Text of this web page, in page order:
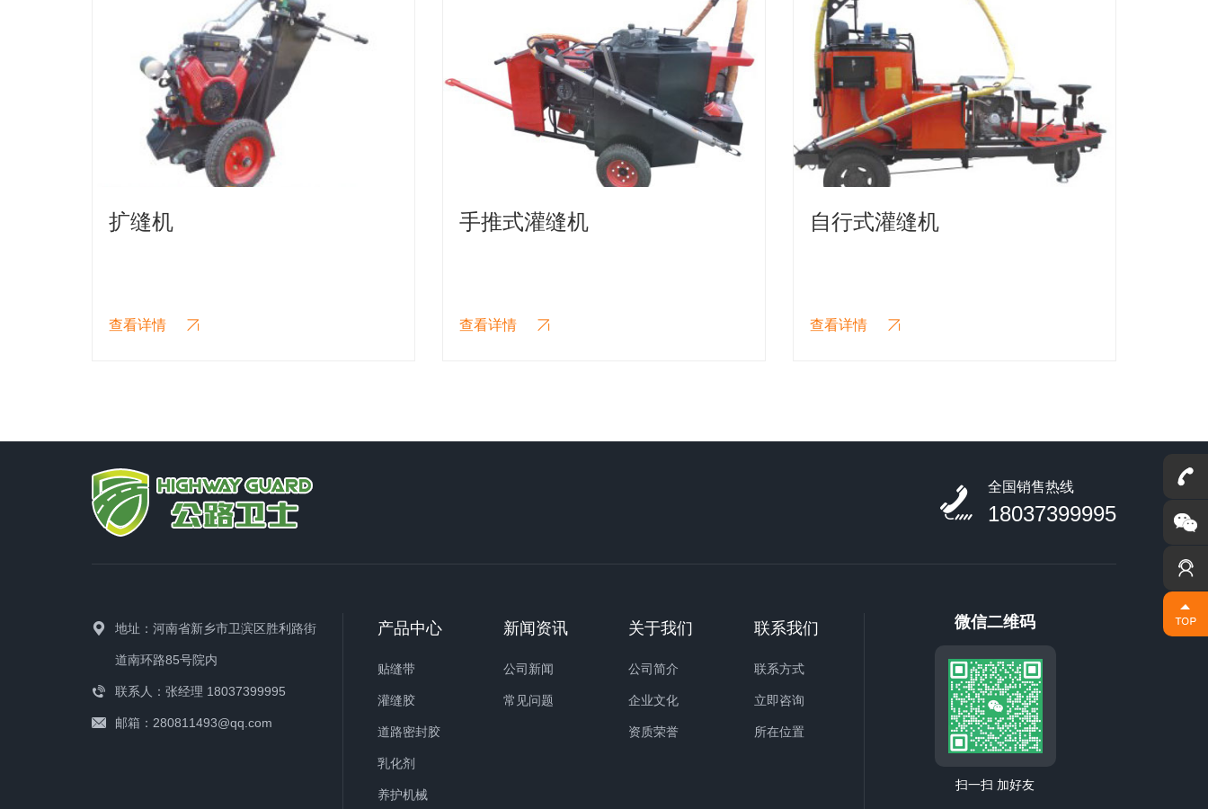
手推式灌缝机
查看详情
自行式灌缝机
查看详情
车载式灌缝机
查看详情
意见
1.2.
油渍
2.2检
查汽
全国销售热线
18037399995
地址：河南省新乡市卫滨区胜利路街
道南环路85号院内
联系人：张经理 18037399995
邮箱：280811493@qq.com
产品中心
贴缝带
灌缝胶
道路密封胶
乳化剂
养护机械
新闻资讯
公司新闻
常见问题
关于我们
公司简介
企业文化
资质荣誉
联系我们
联系方式
立即咨询
所在位置
微信二维码
扫一扫 加好友